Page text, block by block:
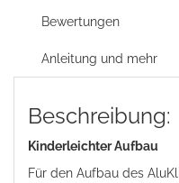
Bewertungen
Anleitung und mehr
Beschreibung:
Kinderleichter Aufbau
Für den Aufbau des